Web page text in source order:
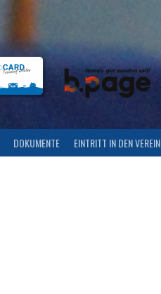
DOKUMENTE EINTRITT IN DEN VEREIN